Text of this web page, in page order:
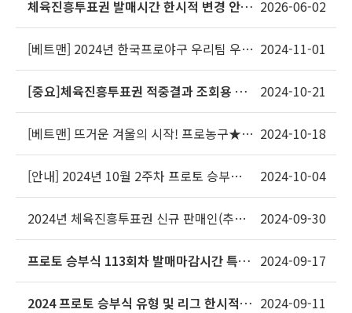
체육진흥투표권 발매시간 한시적 변경 안내 2026-06-02
[베트맨] 2024년 한국프로야구 우리팀 우승 2024-11-01
[중요]체육진흥투표권 적중결과 조회용 QR 2024-10-21
[베트맨] 뜨거운 겨울의 시작! 프로농구★프 2024-10-18
[안내] 2024년 10월 2주차 프로토 승부식 2 2024-10-04
2024년 체육진흥투표권 신규 판매인(추가) 2024-09-30
프로토 승부식 113회차 발매마감시간 특이 2024-09-17
2024 프로토 승부식 유형 및 리그 한시적 2024-09-11